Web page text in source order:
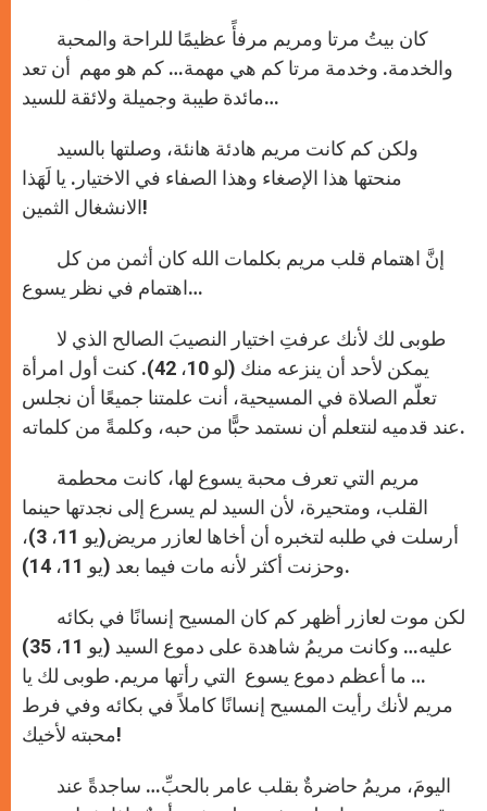
والخدمة. وخدمة مرتا كم هي مهمة… كم هو مهم أن تعد
مائدة طيبة وجميلة ولائقة للسيد…
منحتها هذا الإصغاء وهذا الصفاء في الاختيار. يا لَهَذا
الانشغال الثمين!
اهتمام في نظر يسوع…
يمكن لأحد أن ينزعه منك (لو 10، 42). كنت أول امرأة
تعلّم الصلاة في المسيحية، أنت علمتنا جميعًا أن نجلس
عند قدميه لنتعلم أن نستمد حبًّا من حبه، وكلمةً من كلماته.
القلب، ومتحيرة، لأن السيد لم يسرع إلى نجدتها حينما
أرسلت في طلبه لتخبره أن أخاها لعازر مريض(يو 11، 3)،
وحزنت أكثر لأنه مات فيما بعد (يو 11، 14).
عليه… وكانت مريمُ شاهدة على دموع السيد (يو 11، 35)
… ما أعظم دموع يسوع التي رأتها مريم. طوبى لك يا
مريم لأنك رأيت المسيح إنسانًا كاملاً في بكائه وفي فرط
محبته لأخيك!